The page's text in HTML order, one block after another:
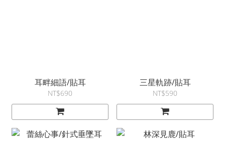
耳畔細語/貼耳
NT$690
三星軌跡/貼耳
NT$590